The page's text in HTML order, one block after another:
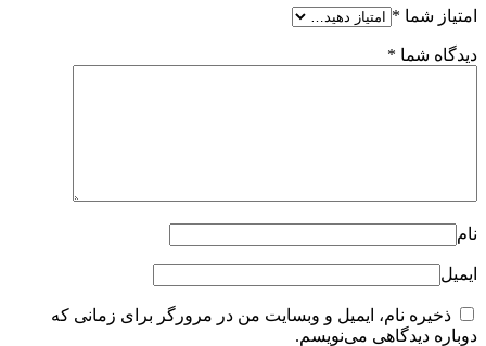
امتیاز شما *
دیدگاه شما *
نام
ایمیل
ذخیره نام، ایمیل و وبسایت من در مرورگر برای زمانی که
دوباره دیدگاهی می‌نویسم.